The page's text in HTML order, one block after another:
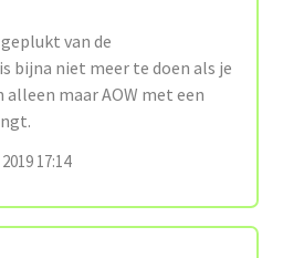
van de
bijna niet meer te doen als je
alleen maar AOW met een
17:14